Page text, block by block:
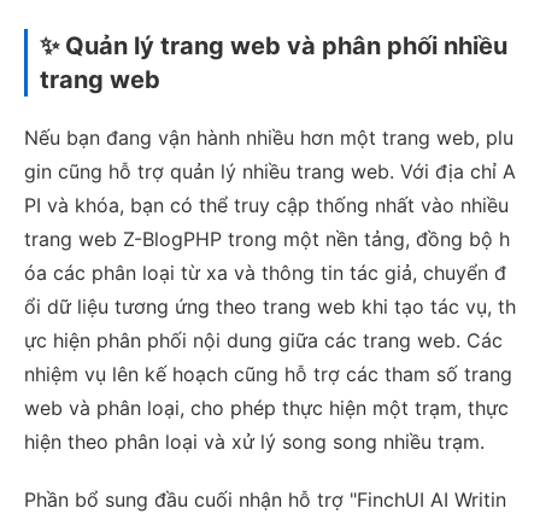
✨ Quản lý trang web và phân phối nhiều
trang web
Nếu bạn đang vận hành nhiều hơn một trang web, plu
gin cũng hỗ trợ quản lý nhiều trang web. Với địa chỉ A
PI và khóa, bạn có thể truy cập thống nhất vào nhiều
trang web Z-BlogPHP trong một nền tảng, đồng bộ h
óa các phân loại từ xa và thông tin tác giả, chuyển đ
ổi dữ liệu tương ứng theo trang web khi tạo tác vụ, th
ực hiện phân phối nội dung giữa các trang web. Các
nhiệm vụ lên kế hoạch cũng hỗ trợ các tham số trang
web và phân loại, cho phép thực hiện một trạm, thực
hiện theo phân loại và xử lý song song nhiều trạm.
Phần bổ sung đầu cuối nhận hỗ trợ "FinchUI AI Writin